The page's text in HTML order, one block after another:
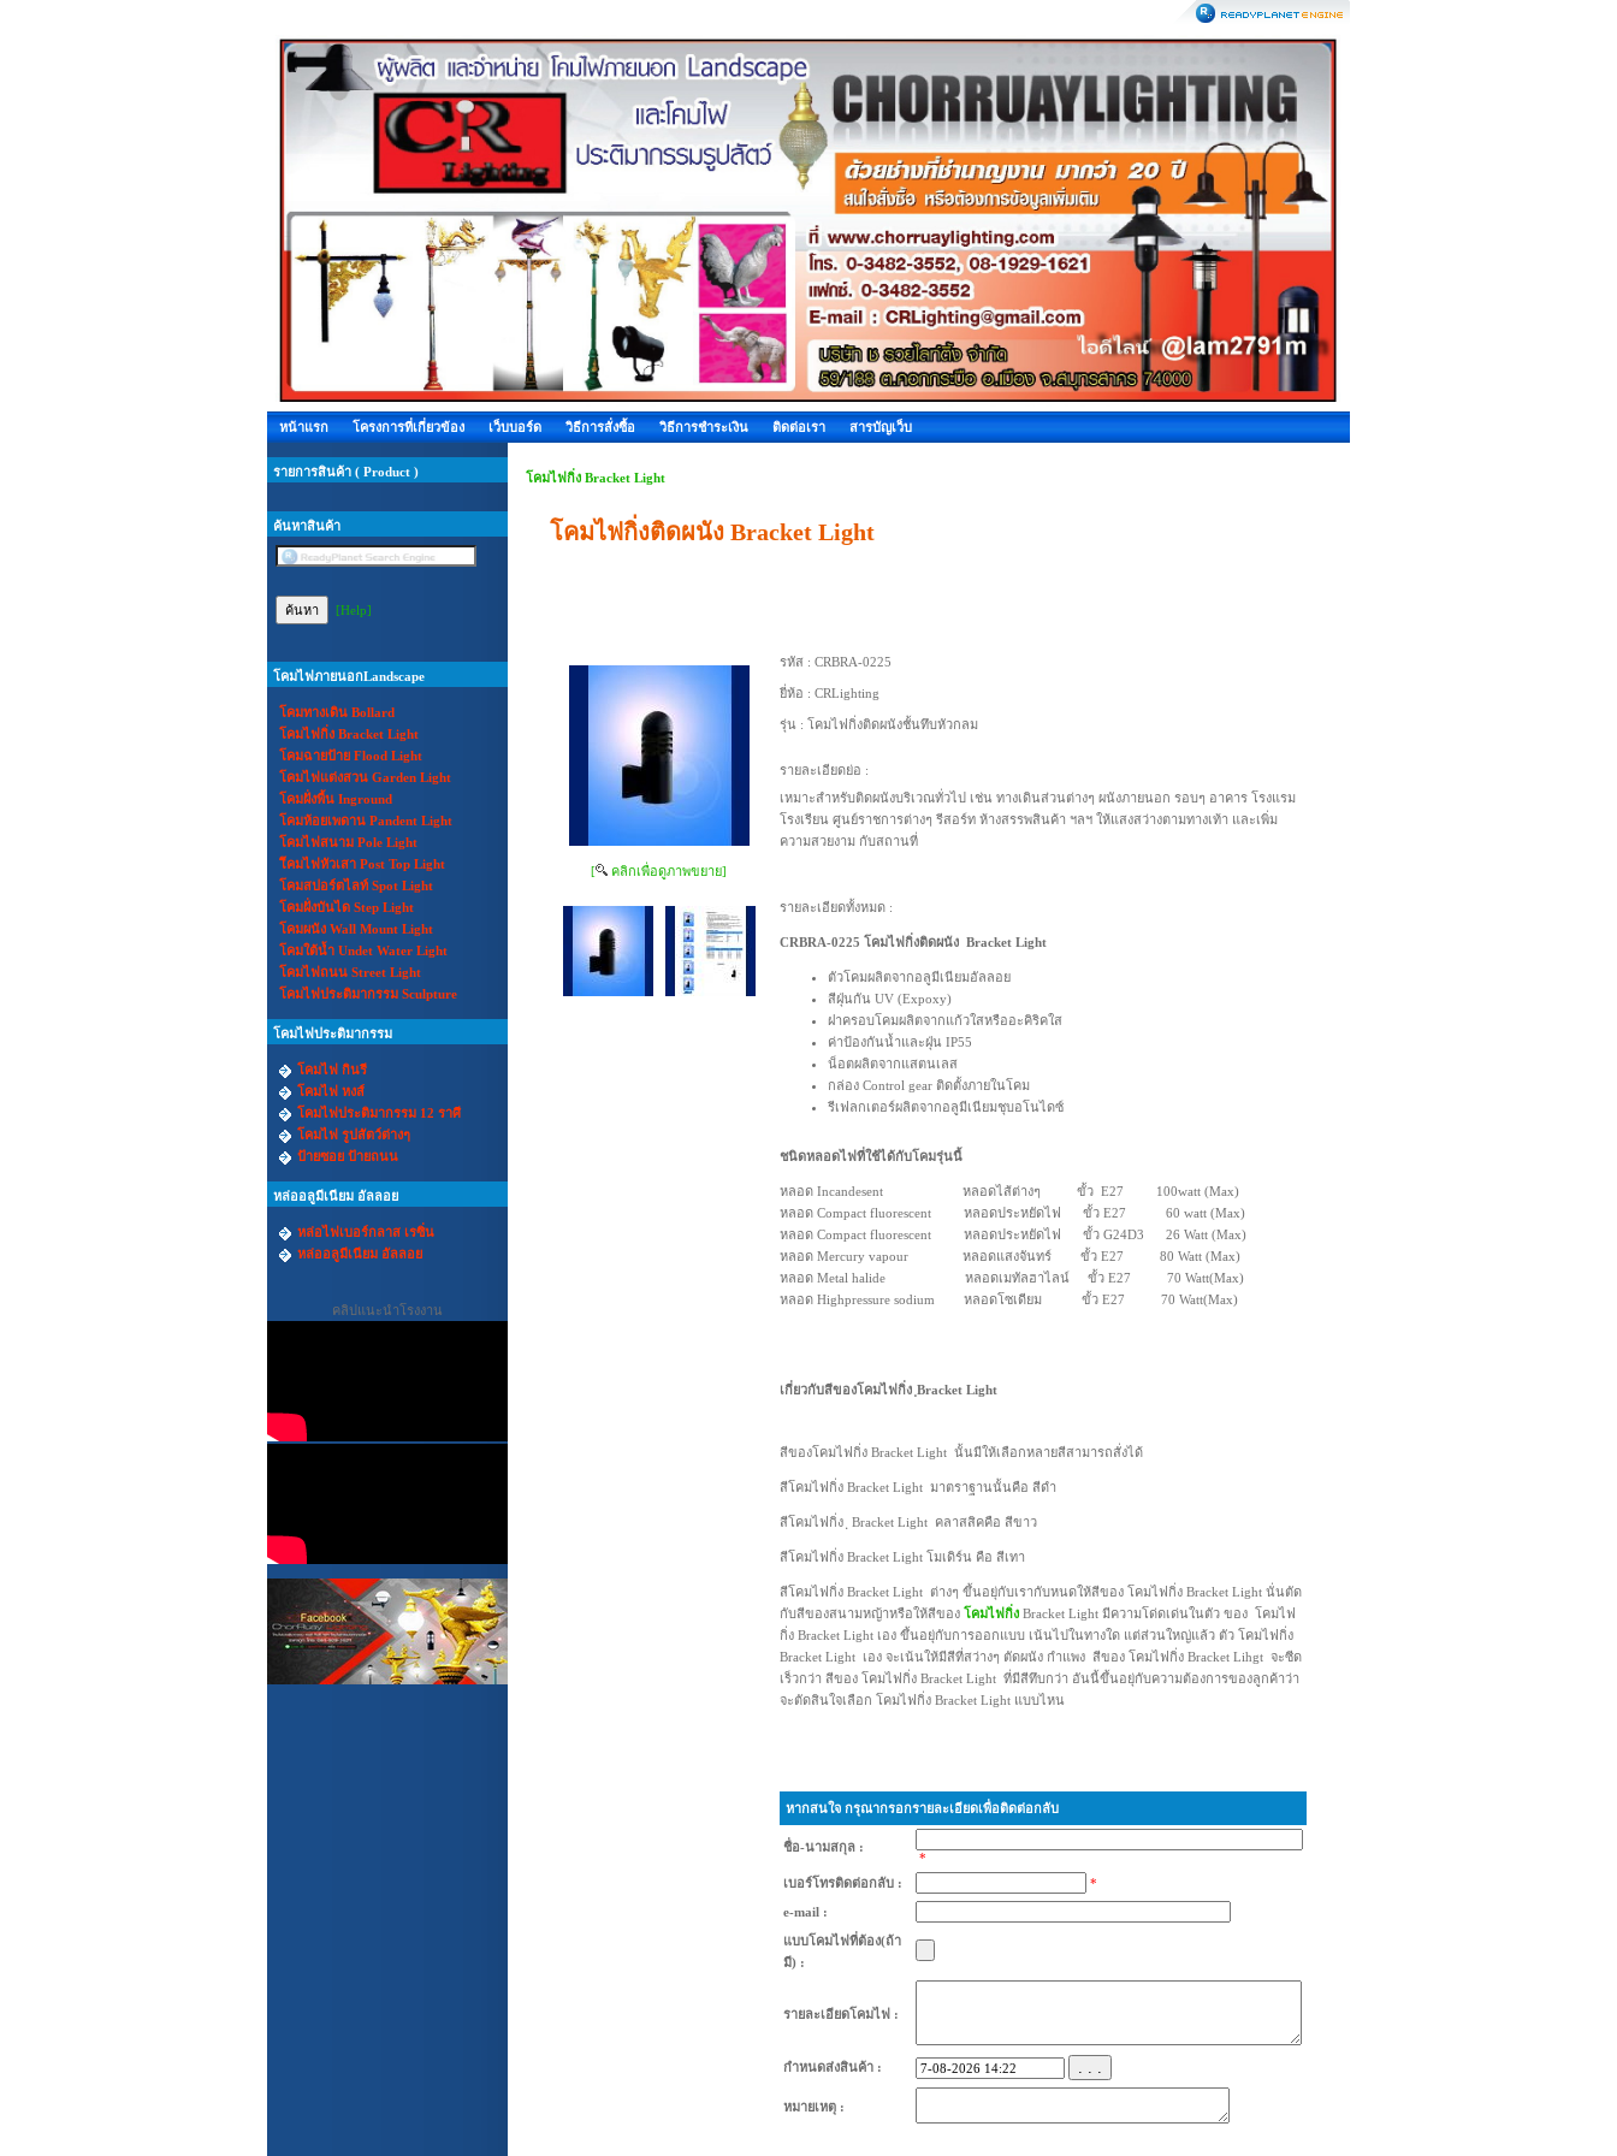
หน้าแรก โครงการที่เกี่ยวข้อง เว็บบอร์ด วิธีการสั่งซื้อ วิธีการชำระเงิน ติดต่อเรา สารบัญเว็บ
รายการสินค้า ( Product )
ค้นหาสินค้า
[Help]
โคมไฟภายนอกLandscape
โคมทางเดิน Bollard
โคมไฟกิ่ง Bracket Light
โคมฉายป้าย Flood Light
โคมไฟแต่งสวน Garden Light
โคมฝั่งพื้น Inground
โคมห้อยเพดาน Pandent Light
โคมไฟสนาม Pole Light
โีคมไฟหัวเสา Post Top Light
โคมสปอร์ตไลท์ Spot Light
โคมฝั่งบันได Step Light
โคมผนัง Wall Mount Light
โคมใต้น้ำ Undet Water Light
โคมไฟถนน Street Light
โคมไฟประติมากรรม Sculpture
โคมไฟประติมากรรม
โคมไฟ กินรี
โคมไฟ หงส์
โคมไฟประติมากรรม 12 ราศี
โคมไฟ รูปสัตว์ต่างๆ
ป้ายซอย ป้ายถนน
หล่ออลูมีเนียม อัลลอย
หล่อไฟเบอร์กลาส เรซิ่น
หล่ออลูมีเนียม อัลลอย
คลิปแนะนำโรงงาน
โคมไฟกิ่ง Bracket Light
โคมไฟกิ่งติดผนัง Bracket Light
[ คลิกเพื่อดูภาพขยาย]
รหัส : CRBRA-0225
ยี่ห้อ : CRLighting
รุ่น : โคมไฟกิ่งติดผนังชั้นทึบหัวกลม
รายละเอียดย่อ :
เหมาะสำหรับติดผนังบริเวณทั่วไป เช่น ทางเดินส่วนต่างๆ ผนังภายนอก รอบๆ อาคาร โรงแรม
โรงเรียน ศูนย์ราชการต่างๆ รีสอร์ท ห้างสรรพสินค้า ฯลฯ ให้แสงสว่างตามทางเท้า และเพิ่ม
ความสวยงาม กับสถานที่
รายละเอียดทั้งหมด :
CRBRA-0225 โคมไฟกิ่งติดผนัง Bracket Light
ตัวโคมผลิตจากอลูมีเนียมอัลลอย
สีฝุ่นกัน UV (Expoxy)
ฝาครอบโคมผลิตจากแก้วใสหรืออะคิริคใส
ค่าป้องกันน้ำและฝุ่น IP55
น็อตผลิตจากแสตนเลส
กล่อง Control gear ติดตั้งภายในโคม
รีเฟลกเตอร์ผลิตจากอลูมีเนียมชุบอโนไดซ์
ชนิดหลอดไฟที่ใช้ได้กับโคมรุ่นนี้
หลอด Incandesent หลอดไส้ต่างๆ ขั้ว E27 100watt (Max)
หลอด Compact fluorescent หลอดประหยัดไฟ ขั้ว E27 60 watt (Max)
หลอด Compact fluorescent หลอดประหยัดไฟ ขั้ว G24D3 26 Watt (Max)
หลอด Mercury vapour หลอดแสงจันทร์ ขั้ว E27 80 Watt (Max)
หลอด Metal halide หลอดเมทัลฮาไลน์ ขั้ว E27 70 Watt(Max)
หลอด Highpressure sodium หลอดโซเดียม ขั้ว E27 70 Watt(Max)
เกี่ยวกับสีของโคมไฟกิ่ง ฺBracket Light
สีของโคมไฟกิ่ง Bracket Light นั้นมีให้เลือกหลายสีสามารถสั่งได้
สีโคมไฟกิ่ง Bracket Light มาตราฐานนั้นคือ สีดำ
สีโคมไฟกิ่ง ฺ Bracket Light คลาสสิคคือ สีขาว
สีโคมไฟกิ่ง Bracket Light โมเดิร์น คือ สีเทา
สีโคมไฟกิ่ง Bracket Light ต่างๆ ขึ้นอยุ่กับเรากับหนดให้สีของ โคมไฟกิ่ง Bracket Light นั่นตัด
กับสีของสนามหญ้าหรือให้สีของโคมไฟกิ่ง Bracket Light มีความโด่ดเด่นในตัว ของ โคมไฟ
กิ่ง Bracket Light เอง ขึ้นอยุ่กับการออกแบบ เน้นไปในทางใด แต่ส่วนใหญ่แล้ว ตัว โคมไฟกิ่ง
Bracket Light เอง จะเน้นให้มีสีที่สว่างๆ ตัดผนัง กำแพง สีของ โคมไฟกิ่ง Bracket Lihgt จะซีด
เร็วกว่า สีของ โคมไฟกิ่ง Bracket Light ที่มีสีทึบกว่า อันนี้ขึ้นอยุ่กับความต้องการของลูกค้าว่า
จะตัดสินใจเลือก โคมไฟกิ่ง Bracket Light แบบไหน
หากสนใจ กรุณากรอกรายละเอียดเพื่อติดต่อกลับ
ชื่อ-นามสกุล :
*
เบอร์โทรติดต่อกลับ :
*
e-mail :
แบบโคมไฟที่ต้อง(ถ้า
มี) :
รายละเอียดโคมไฟ :
กำหนดส่งสินค้า :
หมายเหตุ :